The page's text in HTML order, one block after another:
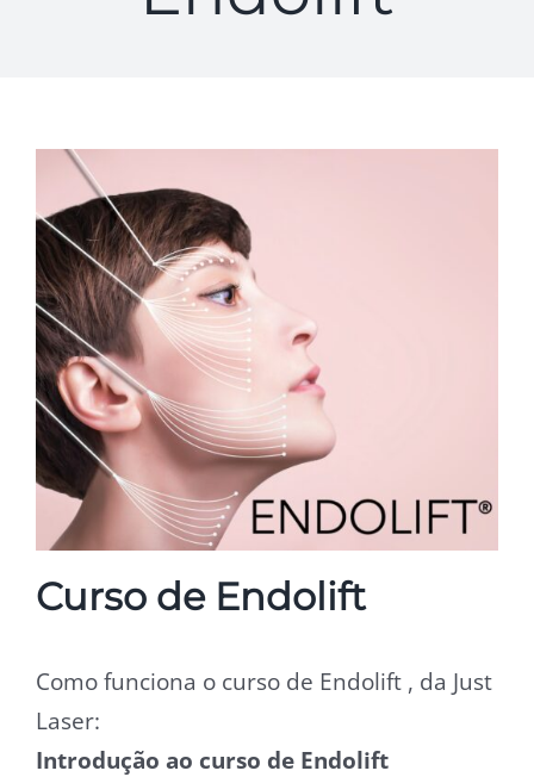
Curso de Endolift
Como funciona o curso de Endolift , da Just
Laser:
Introdução ao curso de Endolift